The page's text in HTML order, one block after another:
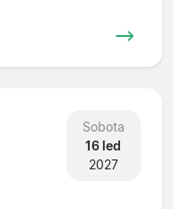
Sobota
16 led
2027